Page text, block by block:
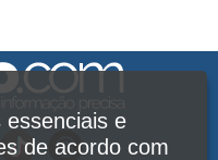
essenciais e
de acordo com